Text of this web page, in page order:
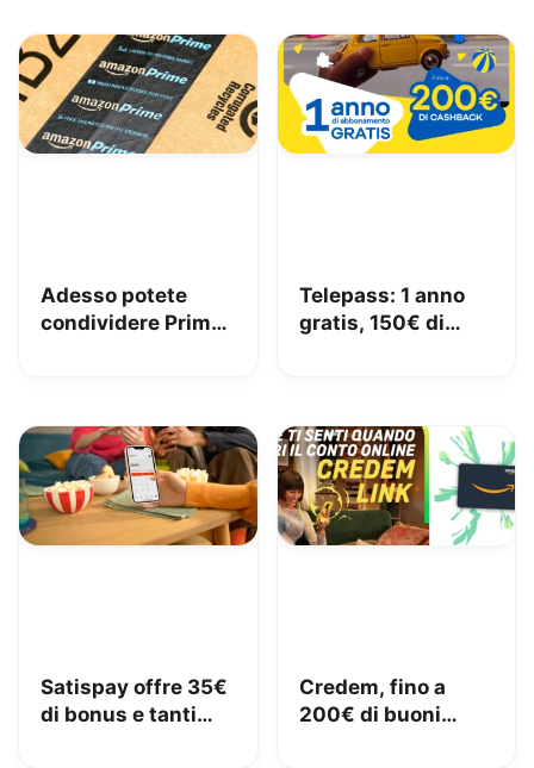
Adesso potete
condividere Prime
Telepass: 1 anno
gratis, 150€ di
Satispay offre 35€
di bonus e tanti
Credem, fino a
200€ di buoni